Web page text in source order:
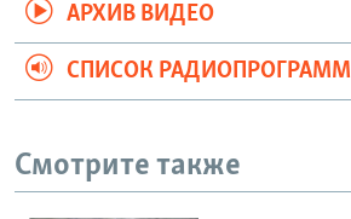
АРХИВ ВИДЕО
СПИСОК РАДИОПРОГРАММ
Смотрите также